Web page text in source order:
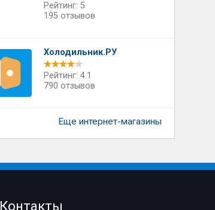
Рейтинг: 5
195 отзывов
Холодильник.РУ
Рейтинг: 4.1
790 отзывов
Еще интернет-магазины
Контакты